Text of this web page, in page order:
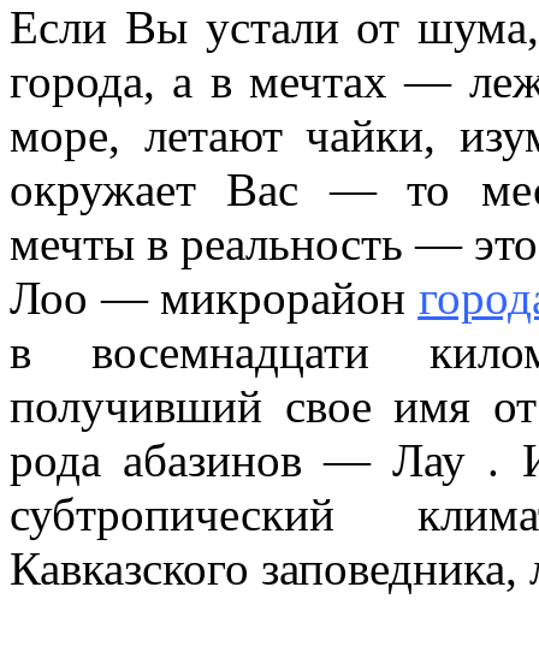
Если Вы устали от шума,
города, а в мечтах —
море, летают чайки,
окружает Вас — то
мечты в реальность —
Лоо — микрорайон
в восемнадцати
получивший свое имя
рода абазинов — Лау
субтропический
Кавказского